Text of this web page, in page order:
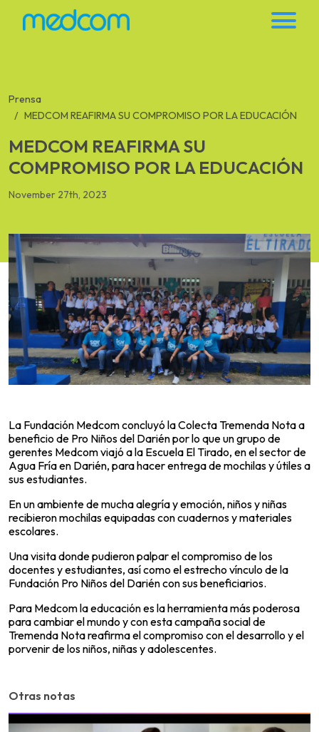
Prensa
MEDCOM REAFIRMA SU COMPROMISO POR LA EDUCACIÓN
MEDCOM REAFIRMA SU
COMPROMISO POR LA EDUCACIÓN
November 27th, 2023
La Fundación Medcom concluyó la Colecta Tremenda Nota a
beneficio de Pro Niños del Darién por lo que un grupo de
gerentes Medcom viajó a la Escuela El Tirado, en el sector de
Agua Fría en Darién, para hacer entrega de mochilas y útiles a
sus estudiantes.
En un ambiente de mucha alegría y emoción, niños y niñas
recibieron mochilas equipadas con cuadernos y materiales
escolares.
Una visita donde pudieron palpar el compromiso de los
docentes y estudiantes, así como el estrecho vínculo de la
Fundación Pro Niños del Darién con sus beneficiarios.
Para Medcom la educación es la herramienta más poderosa
para cambiar el mundo y con esta campaña social de
Tremenda Nota reafirma el compromiso con el desarrollo y el
porvenir de los niños, niñas y adolescentes.
Otras notas